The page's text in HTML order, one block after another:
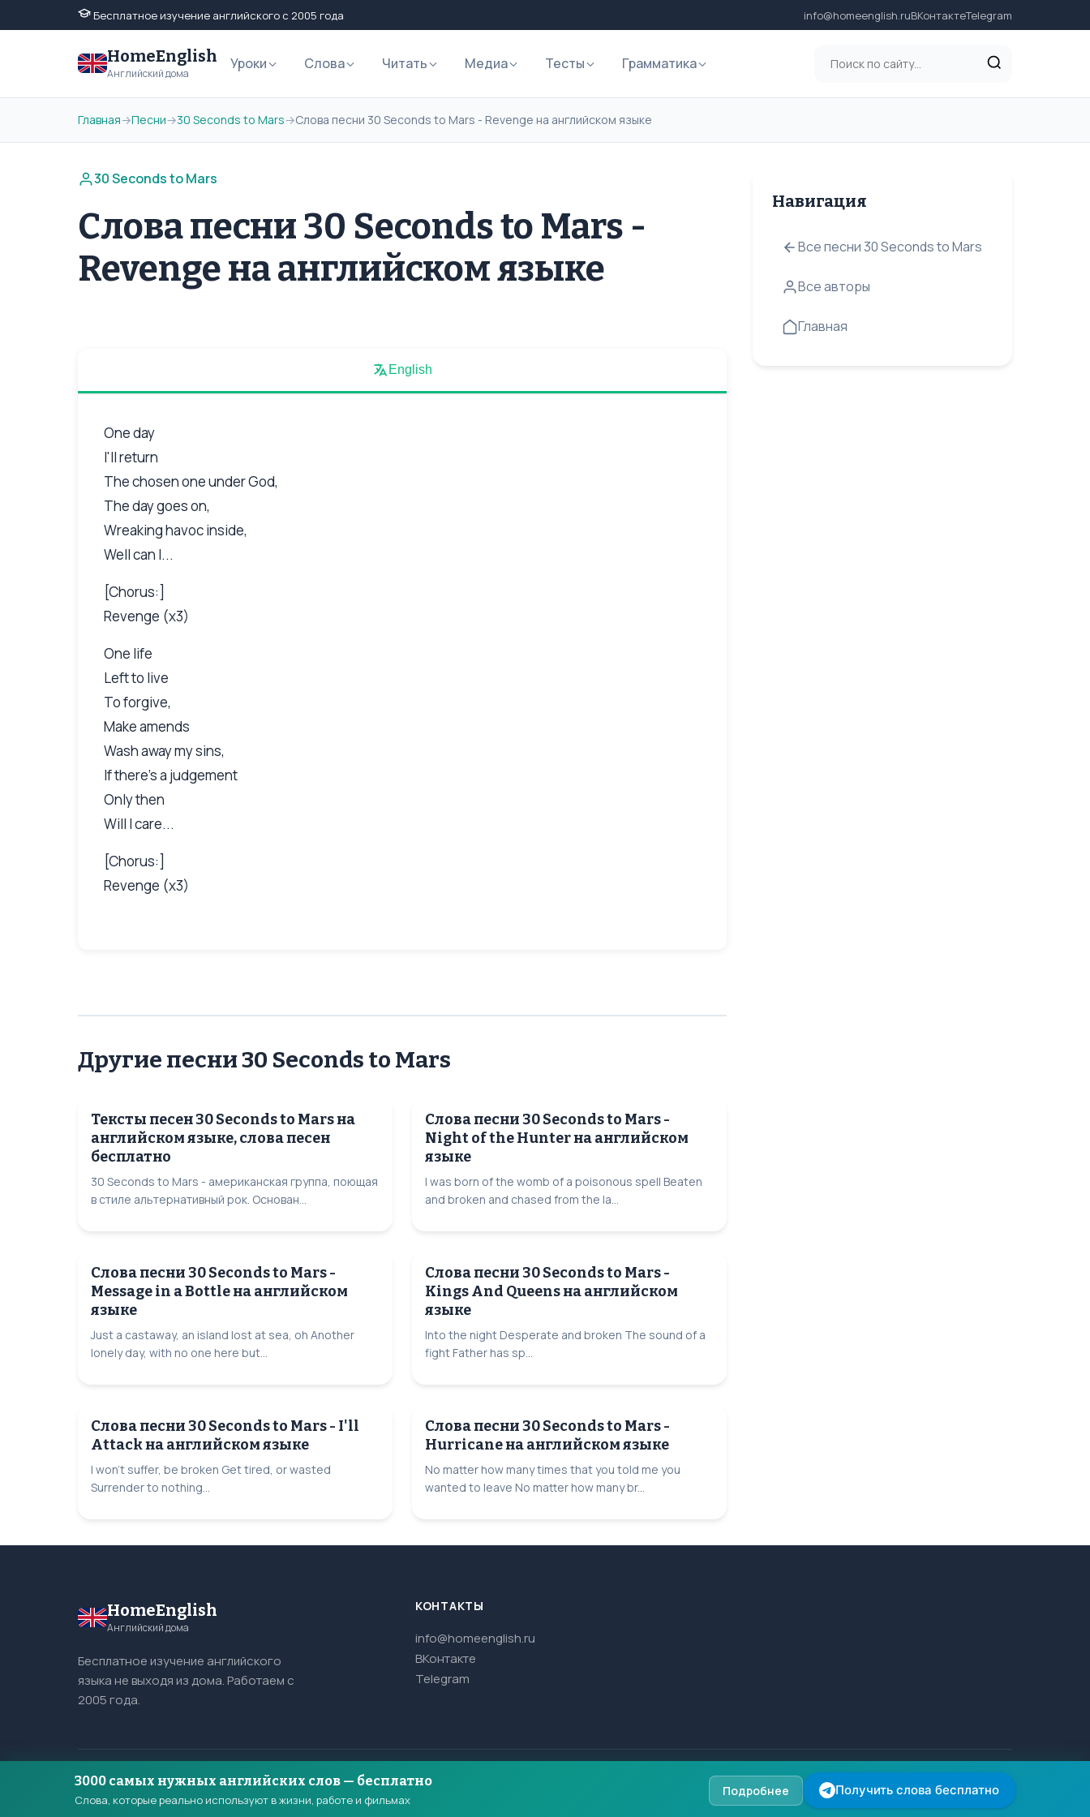
Бесплатное изучение английского с 2005 года info@homeenglish.ruВКонтактеTelegram
HomeEnglish
Английский дома
Уроки Слова Читать Медиа Тесты Грамматика
Главная→Песни→30 Seconds to Mars→Слова песни 30 Seconds to Mars - Revenge на английском языке
30 Seconds to Mars
Слова песни 30 Seconds to Mars -
Revenge на английском языке
English
One day
I'll return
The chosen one under God,
The day goes on,
Wreaking havoc inside,
Well can I...
[Chorus:]
Revenge (x3)
One life
Left to live
To forgive,
Make amends
Wash away my sins,
If there's a judgement
Only then
Will I care...
[Chorus:]
Revenge (x3)
Другие песни 30 Seconds to Mars
Тексты песен 30 Seconds to Mars на
английском языке, слова песен
бесплатно
30 Seconds to Mars - американская группа, поющая
в стиле альтернативный рок. Основан...
Слова песни 30 Seconds to Mars -
Night of the Hunter на английском
языке
I was born of the womb of a poisonous spell Beaten
and broken and chased from the la...
Слова песни 30 Seconds to Mars -
Message in a Bottle на английском
языке
Just a castaway, an island lost at sea, oh Another
lonely day, with no one here but...
Слова песни 30 Seconds to Mars -
Kings And Queens на английском
языке
Into the night Desperate and broken The sound of a
fight Father has sp...
Слова песни 30 Seconds to Mars - I'll
Attack на английском языке
I won’t suffer, be broken Get tired, or wasted
Surrender to nothing...
Слова песни 30 Seconds to Mars -
Hurricane на английском языке
No matter how many times that you told me you
wanted to leave No matter how many br...
Навигация
Все песни 30 Seconds to Mars
Все авторы
Главная
HomeEnglish
Английский дома
Бесплатное изучение английского
языка не выходя из дома. Работаем с
2005 года.
КОНТАКТЫ
info@homeenglish.ru
ВКонтакте
Telegram
© 2005–2026 HomeEnglish. Все права защищены. Копирование материалов сайта запрещено.
3000 самых нужных английских слов — бесплатно
Слова, которые реально используют в жизни, работе и фильмах
Подробнее Получить слова бесплатно